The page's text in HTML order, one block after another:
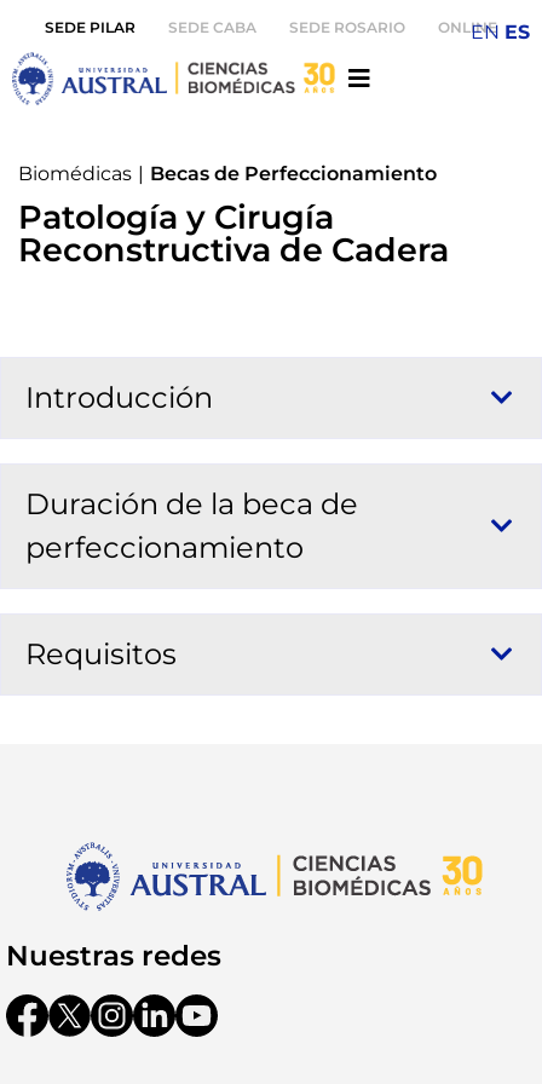
SEDE PILAR SEDE CABA SEDE ROSARIO ONLINE
Biomédicas | Becas de Perfeccionamiento
Patología y Cirugía
Reconstructiva de Cadera
Introducción
Duración de la beca de
perfeccionamiento
Requisitos
Nuestras redes
EN ES